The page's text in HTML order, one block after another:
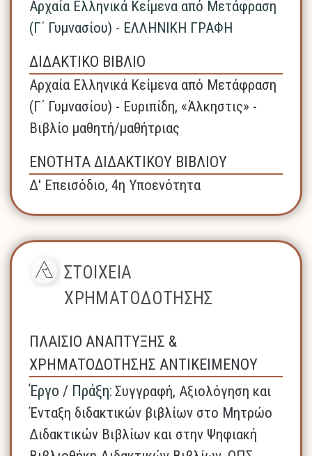
Αρχαία Ελληνικά Κείμενα από Μετάφραση
(Γ΄ Γυμνασίου) - ΕΛΛΗΝΙΚΗ ΓΡΑΦΗ
ΔΙΔΑΚΤΙΚΟ ΒΙΒΛΙΟ
Αρχαία Ελληνικά Κείμενα από Μετάφραση
(Γ΄ Γυμνασίου) - Ευριπίδη, «Άλκηστις» -
Βιβλίο μαθητή/μαθήτριας
ΕΝΟΤΗΤΑ ΔΙΔΑΚΤΙΚΟΥ ΒΙΒΛΙΟΥ
Δ' Επεισόδιο, 4η Υποενότητα
ΣΤΟΙΧΕΙΑ
ΧΡΗΜΑΤΟΔΟΤΗΣΗΣ
ΠΛΑΙΣΙΟ ΑΝΑΠΤΥΞΗΣ &
ΧΡΗΜΑΤΟΔΟΤΗΣΗΣ ΑΝΤΙΚΕΙΜΕΝΟΥ
Έργο / Πράξη: Συγγραφή, Αξιολόγηση και
Ένταξη διδακτικών βιβλίων στο Μητρώο
Διδακτικών Βιβλίων και στην Ψηφιακή